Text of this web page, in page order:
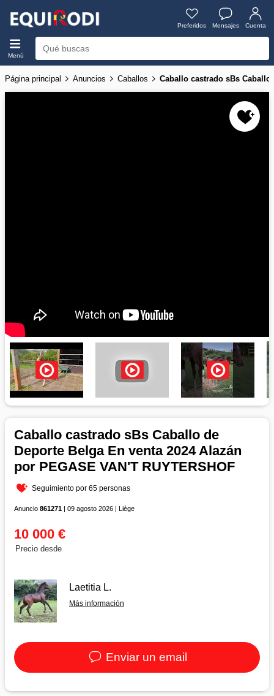
Preferidos Mensajes Cuenta
Menú
Página principal Anuncios Caballos Caballo castrado sBs Caballo
Caballo castrado sBs Caballo de
Deporte Belga En venta 2024 Alazán
por PEGASE VAN'T RUYTERSHOF
Seguimiento por 65 personas
Anuncio 861271 | 09 agosto 2026 | Liège
10 000 €
Precio desde
Laetitia L.
Más información
Enviar un email